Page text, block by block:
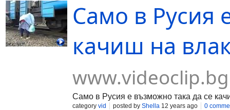
Само в Русия
качиш на
www.videoclip.bg
Само в Русия е възможно така да се
category vid posted by Shella 12 years ago 0